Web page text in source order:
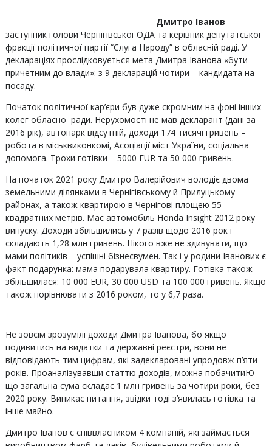
Дмитро Іванов –
заступник голови Чернігівської ОДА та керівник депутатської
фракції політичної партії “Слуга Народу” в обласній раді. У
деклараціях прослідковується мета Дмитра Іванова «бути
причетним до влади»: з 9 декларацій чотири – кандидата на
посаду.
Початок політичної кар’єри був дуже скромним на фоні інших
колег обласної ради. Нерухомості не мав декларант (дані за
2016 рік), автопарк відсутній, доходи 174 тисячі гривень –
робота в міськвиконкомі, Асоціації міст України, соціальна
допомога. Трохи готівки – 5000 EUR та 50 000 гривень.
На початок 2021 року Дмитро Валерійович володіє двома
земельними ділянками в Чернігівському й Прилуцькому
районах, а також квартирою в Чернігові площею 55
квадратних метрів. Має автомобіль Honda Insight 2012 року
випуску. Доходи збільшились у 7 разів щодо 2016 рок і
складають 1,28 млн гривень. Нікого вже не здивувати, що
мами політиків – успішні бізнесвумен. Так і у родини Іванових є
факт подарунка: мама подарувала квартиру. Готівка також
збільшилася: 10 000 EUR, 30 000 USD та 100 000 гривень. Якщо
також порівнювати з 2016 роком, то у 6,7 раза.
Не зовсім зрозумілі доходи Дмитра Іванова, бо якщо
подивитись на видатки та державні реєстри, вони не
відповідають тим цифрам, які задекларовані упродовж п’яти
років. Проаналізувавши статтю доходів, можна побачитиЮ
що загальна сума складає 1 млн гривень за чотири роки, без
2020 року. Виникає питання, звідки тоді з’явилась готівка та
інше майно.
Дмитро Іванов є співвласником 4 компаній, які займається